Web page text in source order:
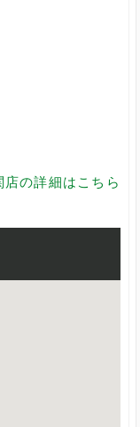
の詳細はこちら